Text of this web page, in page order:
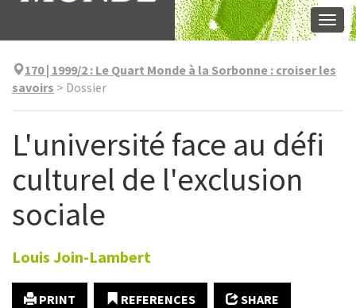
170 | 1999/2 : Le Quart Monde à la Sorbonne : croiser les
savoirs > Dossier
L'université face au défi
culturel de l'exclusion
sociale
Louis Join-Lambert
PRINT REFERENCES SHARE